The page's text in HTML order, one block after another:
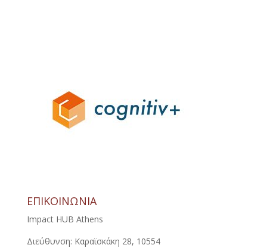
ΕΠΙΚΟΙΝΩΝΙΑ
Impact HUB Athens
Διεύθυνση: Καραϊσκάκη 28, 10554